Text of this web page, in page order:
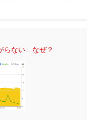
らない…なぜ？